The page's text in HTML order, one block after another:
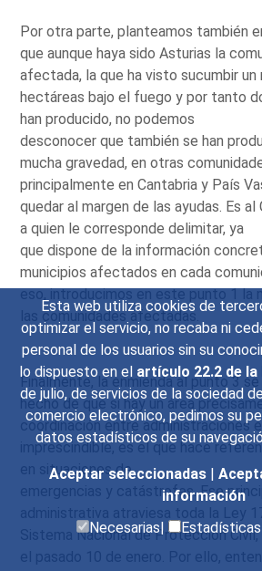
Esta web utiliza cookies de
optimizar el servicio, no recaba ni
personal de los usuarios sin su
lo dispuesto en el artículo 22.2 de la
de julio, de servicios de la sociedad
comercio electrónico, pedimos su
datos estadísticos de su
Aceptar seleccionadas |
información
Necesarias|
Por otra parte, planteamos también
que aunque haya sido Asturias la
afectada, la que ha visto sucumbir un
hectáreas bajo el fuego y por tanto
han producido, no podemos
desconocer que también se han
mucha gravedad, en otras
principalmente en Cantabria y País
quedar al margen de las ayudas. Es al
a quien le corresponde delimitar, ya
que dispone de la información
municipios afectados en cada
eso, introducimos en este punto 1 la
las comunidades afectadas.
Finalmente, la enmienda al punto 3
hecho de que si hay un área
coordinación entre administraciones
imprescindible, es el que hace
en situaciones de
emergencias y catástrofes. Ese
administrativa atraviesa toda la Ley
Sistema Nacional de Protección
el pasado 10 de enero. Por ello,